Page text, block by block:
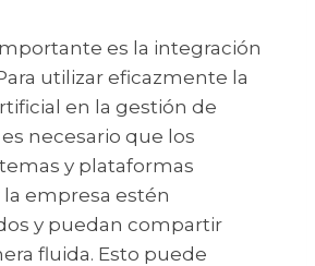
es la integración
utilizar eficazmente la
en la gestión de
necesario que los
y plataformas
empresa estén
y puedan compartir
fluida. Esto puede